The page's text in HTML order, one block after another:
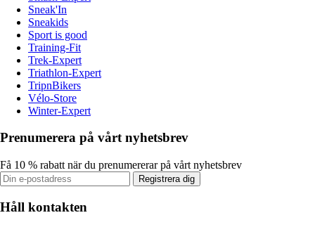
Sneak'In
Sneakids
Sport is good
Training-Fit
Trek-Expert
Triathlon-Expert
TripnBikers
Vélo-Store
Winter-Expert
Prenumerera på vårt nyhetsbrev
Få 10 % rabatt när du prenumererar på vårt nyhetsbrev
Registrera dig
Håll kontakten